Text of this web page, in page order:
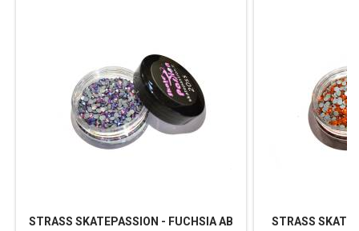
STRASS SKATEPASSION - FUCHSIA AB
STRASS